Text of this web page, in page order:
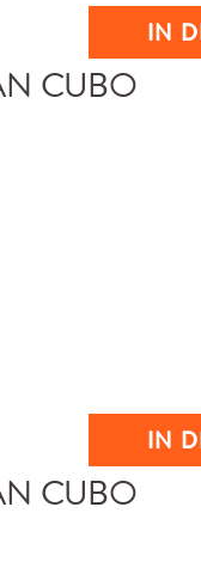
IN
IN